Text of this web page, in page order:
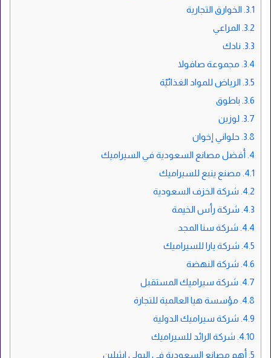
3.1. الخوارق التجارية
3.2. المراعي
3.3. نادك
3.4. مجموعة صافولا
3.5. الرياض للمواد الغذائيّة
3.6. باطوق
3.7. لوزين
3.8. حلواني إخوان
4. أفضل مصانع السعودية في السيراميك
4.1. مصنع ينبع للسيراميك
4.2. شركة الخزف السعودية
4.3. شركة رأس الخيمة
4.4. شركة سنا المجد
4.5. شركة يارا للسيراميك
4.6. شركة النهضة
4.7. شركة سيراميك المستقبل
4.8. مؤسسة هيا العالمية للتجارة
4.9. شركة سيراميك الدولية
4.10. شركة الرائد للسيراميك
5. أهم مصانع السعودية في البولي ايثيلين